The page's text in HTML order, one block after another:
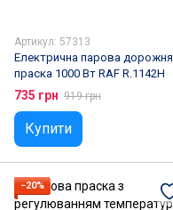
Артикул: 57313
Електрична парова дорожня
праска 1000 Вт RAF R.1142H
735 грн 919 грн
Купити
−20%